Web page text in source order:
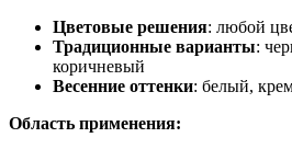
Цветовые решения: любой
Традиционные варианты:
коричневый
Весенние оттенки: белый,
Область применения: